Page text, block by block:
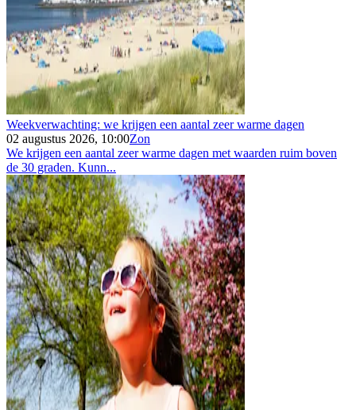
Weekverwachting: we krijgen een aantal zeer warme dagen
02 augustus 2026, 10:00Zon
We krijgen een aantal zeer warme dagen met waarden ruim boven
de 30 graden. Kunn...